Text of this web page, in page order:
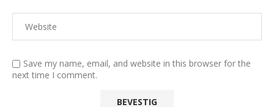
Save my name, email, and website in this browser for the
next time I comment.